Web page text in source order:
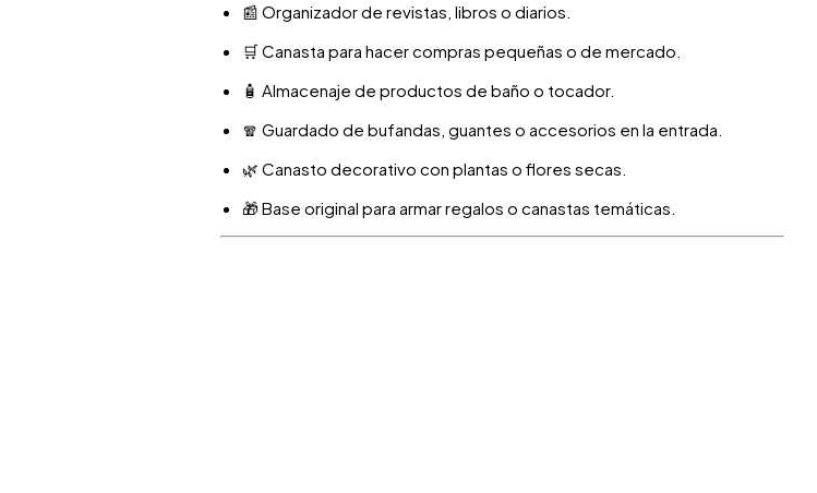
📰 Organizador de revistas, libros o diarios.
🛒 Canasta para hacer compras pequeñas o de mercado.
🧴 Almacenaje de productos de baño o tocador.
🧣 Guardado de bufandas, guantes o accesorios en la entrada.
🌿 Canasto decorativo con plantas o flores secas.
🎁 Base original para armar regalos o canastas temáticas.